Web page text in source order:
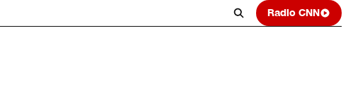
Radio CNN